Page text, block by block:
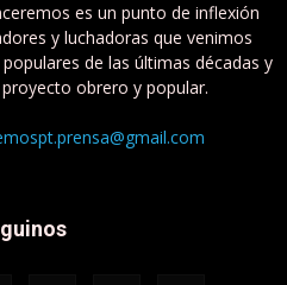
es un punto de inflexión
y luchadoras que venimos
de las últimas décadas y
obrero y popular.